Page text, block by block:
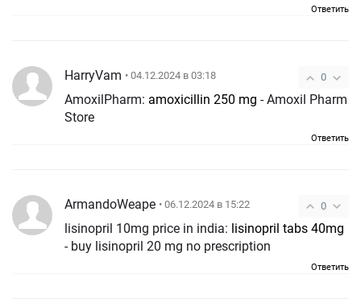
Ответить
0
HarryVam • 04.12.2024 в 03:18
AmoxilPharm: amoxicillin 250 mg - Amoxil Pharm
Store
Ответить
0
ArmandoWeape • 06.12.2024 в 15:22
lisinopril 10mg price in india: lisinopril tabs 40mg
- buy lisinopril 20 mg no prescription
Ответить